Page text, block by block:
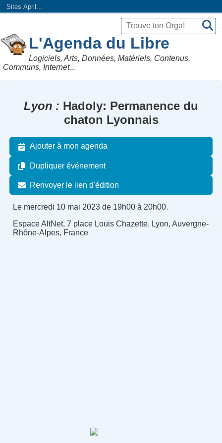
Sites April...
L'Agenda du Libre
Logiciels, Arts, Données, Matériels, Contenus,
Communs, Internet...
Lyon
Hadoly: Permanence du
chaton Lyonnais
Ajouter à mon agenda
Dupliquer événement
Renvoyer le lien d'édition
Le mercredi 10 mai 2023 de 19h00 à 20h00.
Espace AltNet, 7 place Louis Chazette, Lyon, Auvergne-
Rhône-Alpes, France